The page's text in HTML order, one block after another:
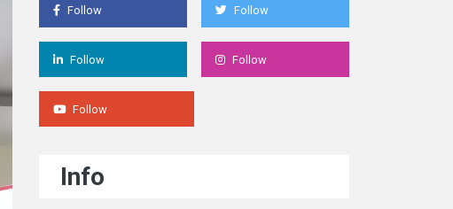
Follow Follow
Follow Follow
Follow
Info